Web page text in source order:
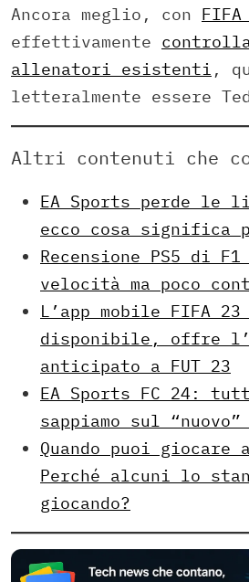
Ancora meglio, con FIFA
effettivamente
allenatori esistenti ,
letteralmente essere
Altri contenuti che
EA Sports perde le
ecco cosa significa
Recensione PS5 di
velocità ma poco
L’app mobile FIFA
disponibile, offre
anticipato a FUT 23
EA Sports FC 24:
sappiamo sul “nuovo”
Quando puoi giocare
Perché alcuni lo
giocando?